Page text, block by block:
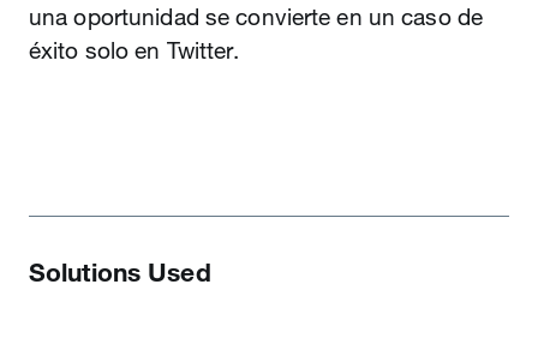
una oportunidad se convierte en un caso de
éxito solo en Twitter.
Solutions Used